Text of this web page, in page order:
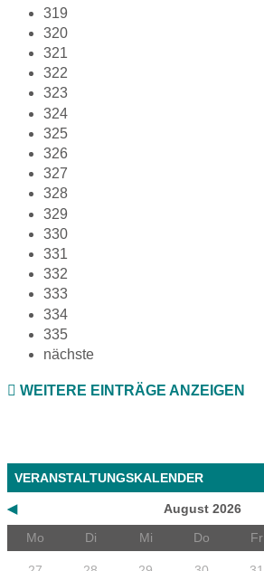
319
320
321
322
323
324
325
326
327
328
329
330
331
332
333
334
335
nächste
WEITERE EINTRÄGE ANZEIGEN
VERANSTALTUNGSKALENDER
◀
August 2026
Mo
Di Mi Do Fr